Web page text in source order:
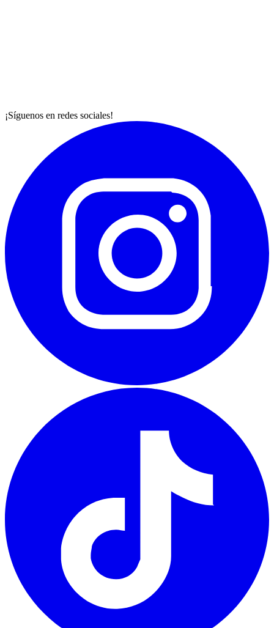
¡Síguenos en redes sociales!